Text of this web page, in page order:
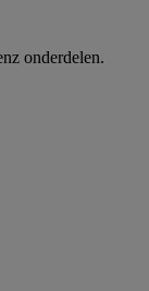
onderdelen.